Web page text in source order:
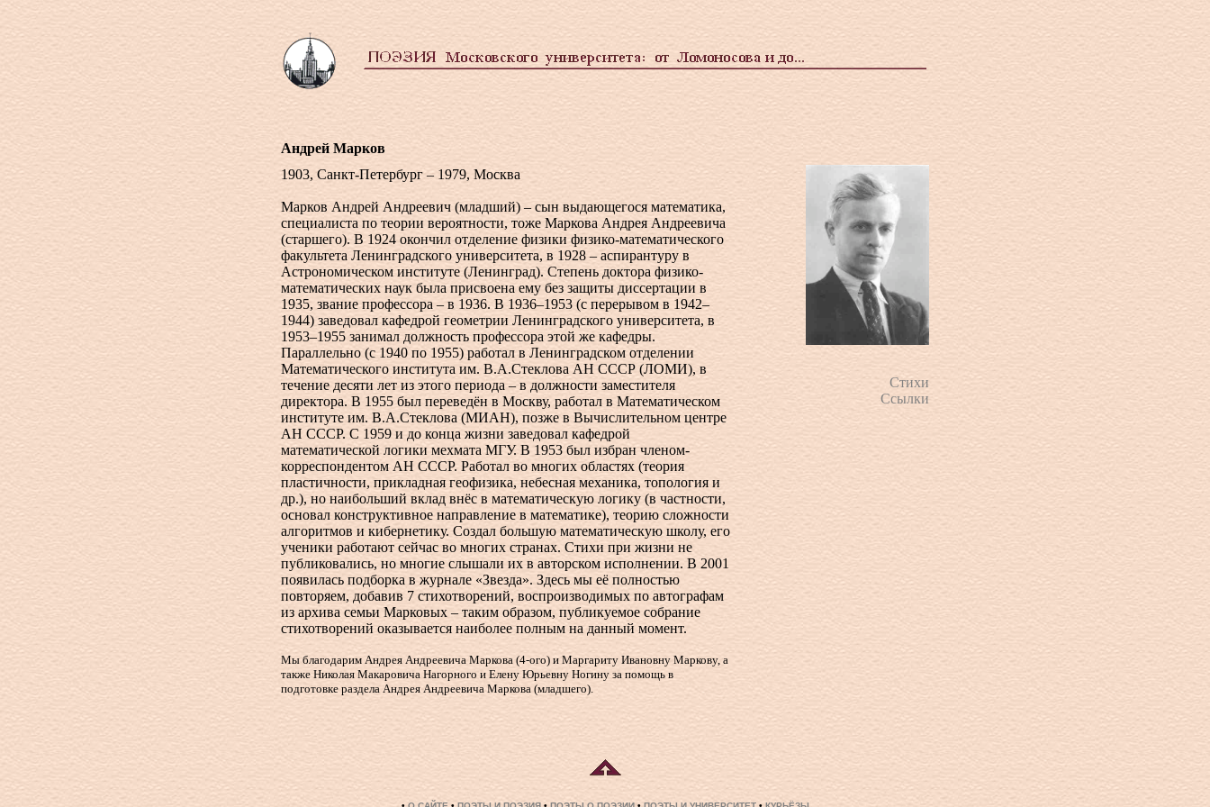
Андрей Марков
1903, Санкт-Петербург – 1979, Москва
Марков Андрей Андреевич (младший) – сын выдающегося математика,
специалиста по теории вероятности, тоже Маркова Андрея Андреевича
(старшего). В 1924 окончил отделение физики физико-математического
факультета Ленинградского университета, в 1928 – аспирантуру в
Астрономическом институте (Ленинград). Степень доктора физико-
математических наук была присвоена ему без защиты диссертации в
1935, звание профессора – в 1936. В 1936–1953 (с перерывом в 1942–
1944) заведовал кафедрой геометрии Ленинградского университета, в
1953–1955 занимал должность профессора этой же кафедры.
Параллельно (с 1940 по 1955) работал в Ленинградском отделении
Математического института им. В.А.Стеклова АН СССР (ЛОМИ), в
течение десяти лет из этого периода – в должности заместителя
директора. В 1955 был переведён в Москву, работал в Математическом
институте им. В.А.Стеклова (МИАН), позже в Вычислительном центре
АН СССР. С 1959 и до конца жизни заведовал кафедрой
математической логики мехмата МГУ. В 1953 был избран членом-
корреспондентом АН СССР. Работал во многих областях (теория
пластичности, прикладная геофизика, небесная механика, топология и
др.), но наибольший вклад внёс в математическую логику (в частности,
основал конструктивное направление в математике), теорию сложности
алгоритмов и кибернетику. Создал большую математическую школу, его
ученики работают сейчас во многих странах. Стихи при жизни не
публиковались, но многие слышали их в авторском исполнении. В 2001
появилась подборка в журнале «Звезда». Здесь мы её полностью
повторяем, добавив 7 стихотворений, воспроизводимых по автографам
из архива семьи Марковых – таким образом, публикуемое собрание
стихотворений оказывается наиболее полным на данный момент.
Мы благодарим Андрея Андреевича Маркова (4-ого) и Маргариту Ивановну Маркову, а
также Николая Макаровича Нагорного и Елену Юрьевну Ногину за помощь в
подготовке раздела Андрея Андреевича Маркова (младшего).
Стихи
Ссылки